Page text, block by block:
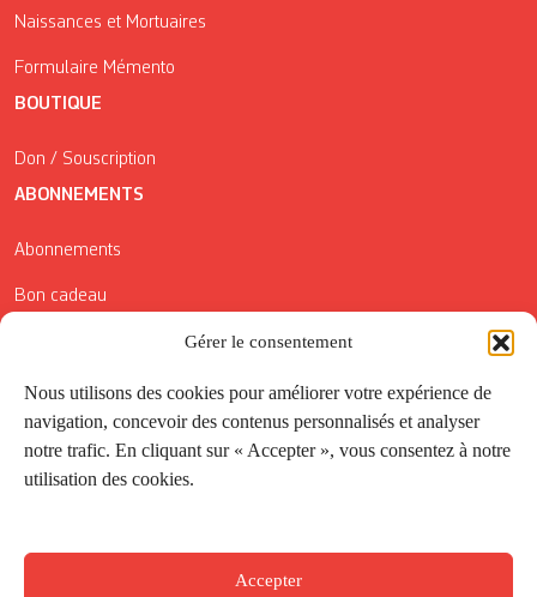
Gérer le consentement
Nous utilisons des cookies pour améliorer votre expérience de
navigation, concevoir des contenus personnalisés et analyser
notre trafic. En cliquant sur « Accepter », vous consentez à notre
utilisation des cookies.
Accepter
Naissances et Mortuaires
Formulaire Mémento
BOUTIQUE
Don / Souscription
ABONNEMENTS
Abonnements
Bon cadeau
Conditions générales de vente
Réductions de la Carte Côté Courrier
Application